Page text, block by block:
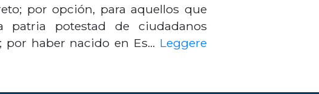
por opción, para aquellos que
patria potestad de ciudadanos
por haber nacido en Es… Leggere